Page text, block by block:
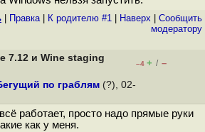
Правка| К родителю #1 Наверх
Cообщить
модератору
7.12 и Wine staging
–4 + / –
по граблям (?), 02-
работает, просто надо прямые руки
как у меня.